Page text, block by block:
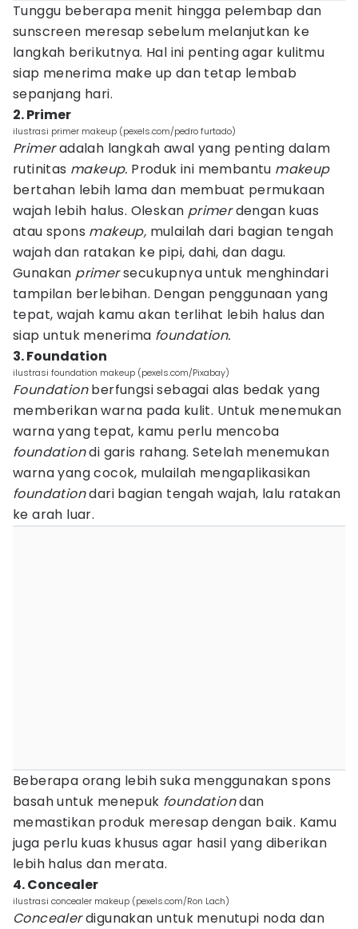
Tunggu beberapa menit hingga pelembap dan
sunscreen meresap sebelum melanjutkan ke
langkah berikutnya. Hal ini penting agar kulitmu
siap menerima make up dan tetap lembab
sepanjang hari.
2. Primer
ilustrasi primer makeup (pexels.com/pedro furtado)
Primeradalah langkah awal yang penting dalam
rutinitas makeup. Produk ini membantu makeup
bertahan lebih lama dan membuat permukaan
wajah lebih halus. Oleskan primerdengan kuas
atau spons makeup, mulailah dari bagian tengah
wajah dan ratakan ke pipi, dahi, dan dagu.
Gunakan primersecukupnya untuk menghindari
tampilan berlebihan. Dengan penggunaan yang
tepat, wajah kamu akan terlihat lebih halus dan
siap untuk menerima foundation.
3. Foundation
ilustrasi foundation makeup (pexels.com/Pixabay)
Foundationberfungsi sebagai alas bedak yang
memberikan warna pada kulit. Untuk menemukan
warna yang tepat, kamu perlu mencoba
foundationdi garis rahang. Setelah menemukan
warna yang cocok, mulailah mengaplikasikan
foundationdari bagian tengah wajah, lalu ratakan
ke arah luar.
Beberapa orang lebih suka menggunakan spons
basah untuk menepuk foundationdan
memastikan produk meresap dengan baik. Kamu
juga perlu kuas khusus agar hasil yang diberikan
lebih halus dan merata.
4. Concealer
ilustrasi concealer makeup (pexels.com/Ron Lach)
Concealerdigunakan untuk menutupi noda dan